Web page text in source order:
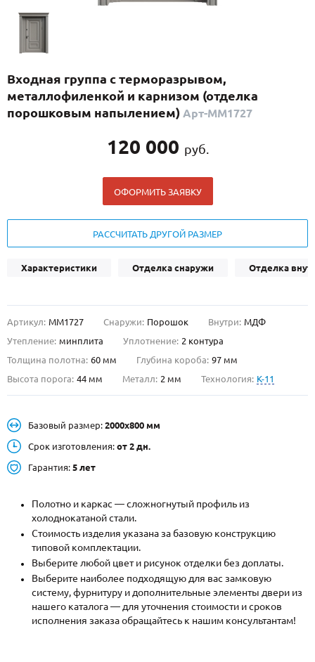
С реечным дизайном(29)
ПО НАЗНАЧЕНИЮ
ПО КОНСТРУКЦИИ
О НАС
Металлические двери от производителя с доставкой и установкой в
Москве и МО
НАЙТИ:
+7 (495) 411-44-41
INFO@META-M.RU
ЗАПРОСИТЬ РАСЧЕТ
Каталог Распродажа Как купить
Записаться на замер
Входная группа с терморазрывом,
металлофиленкой и карнизом (отделка
порошковым напылением) Арт-ММ1727
120 000 руб.
ОФОРМИТЬ ЗАЯВКУ
РАССЧИТАТЬ ДРУГОЙ РАЗМЕР
Характеристики Отделка снаружи Отделка
Артикул: ММ1727 Снаружи: Порошок Внутри: МДФ
Утепление: минплита Уплотнение: 2 контура
Толщина полотна: 60 мм Глубина короба: 97 мм
Высота порога: 44 мм Металл: 2 мм Технология: K-11
Базовый размер: 2000х800 мм
Срок изготовления: от 2 дн.
Гарантия: 5 лет
Полотно и каркас — сложногнутый профиль из
холоднокатаной стали.
Стоимость изделия указана за базовую конструкцию
типовой комплектации.
Выберите любой цвет и рисунок отделки без доплаты.
Выберите наиболее подходящую для вас замковую
систему, фурнитуру и дополнительные элементы двери из
нашего каталога — для уточнения стоимости и сроков
исполнения заказа обращайтесь к нашим консультантам!